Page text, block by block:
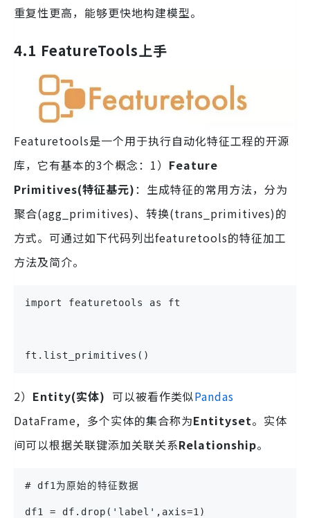
重复性更高，能够更快地构建模型。
4.1 FeatureTools上手
Featuretools是一个用于执行自动化特征工程的开源
库，它有基本的3个概念：1） Feature
Primitives(特征基元)：生成特征的常用方法，分为
聚合(agg_primitives)、转换(trans_primitives)的
方式。可通过如下代码列出featuretools的特征加工
方法及简介。
import featuretools as ft
ft.list_primitives()
2） Entity(实体) 可以被看作类似Pandas
DataFrame, 多个实体的集合称为Entityset。实体
间可以根据关联键添加关联关系Relationship。
# df1为原始的特征数据
df1 = df.drop('label',axis=1)